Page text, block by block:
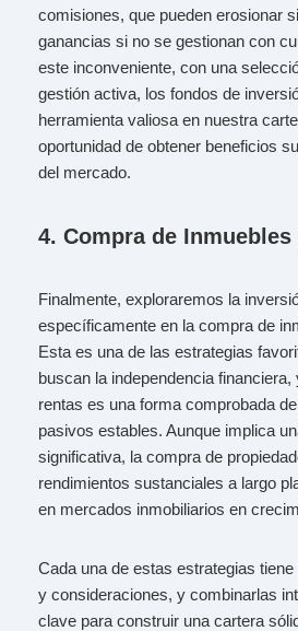
comisiones, que pueden erosionar
ganancias si no se gestionan con
este inconveniente, con una
gestión activa, los fondos de
herramienta valiosa en nuestra
oportunidad de obtener beneficios
del mercado.
4. Compra de
Finalmente, exploraremos la
específicamente en la compra de
Esta es una de las estrategias
buscan la independencia
rentas es una forma comprobada
pasivos estables. Aunque implica
significativa, la compra de
rendimientos sustanciales a largo
en mercados inmobiliarios en
Cada una de estas estrategias
y consideraciones, y combinarlas
clave para construir una cartera